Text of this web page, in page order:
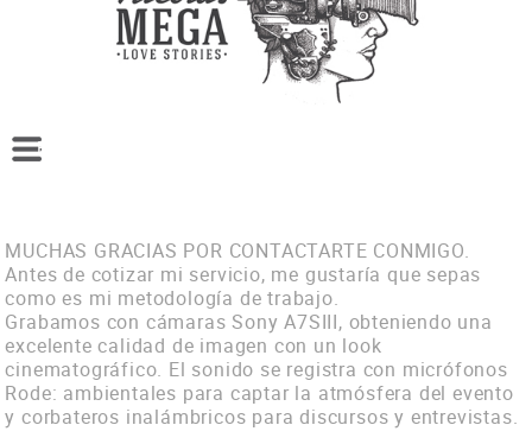
Bodas
Sobre mi
Contacto
Vimeo
Facebook
MUCHAS GRACIAS POR CONTACTARTE CONMIGO.
Antes de cotizar mi servicio, me gustaría que sepas
como es mi metodología de trabajo.
Grabamos con cámaras Sony A7SIII, obteniendo una
excelente calidad de imagen con un look
cinematográfico. El sonido se registra con micrófonos
Rode: ambientales para captar la atmósfera del evento
y corbateros inalámbricos para discursos y entrevistas.